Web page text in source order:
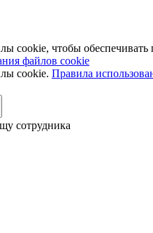
cookie, чтобы обеспечивать
файлов cookie
cookie. Правила
сотрудника